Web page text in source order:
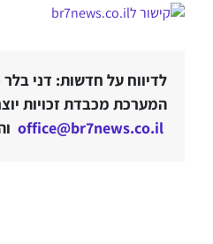
לדיווח על חדשות: דני בלר - עורך
המערכת מכבדת זכויות
office@br7news.co.il